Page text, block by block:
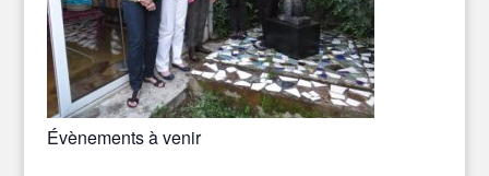
Évènements à venir